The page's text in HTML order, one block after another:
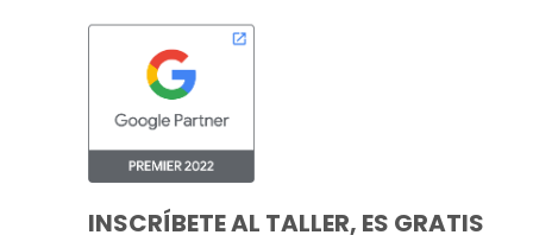
INSCRÍBETE AL TALLER, ES GRATIS